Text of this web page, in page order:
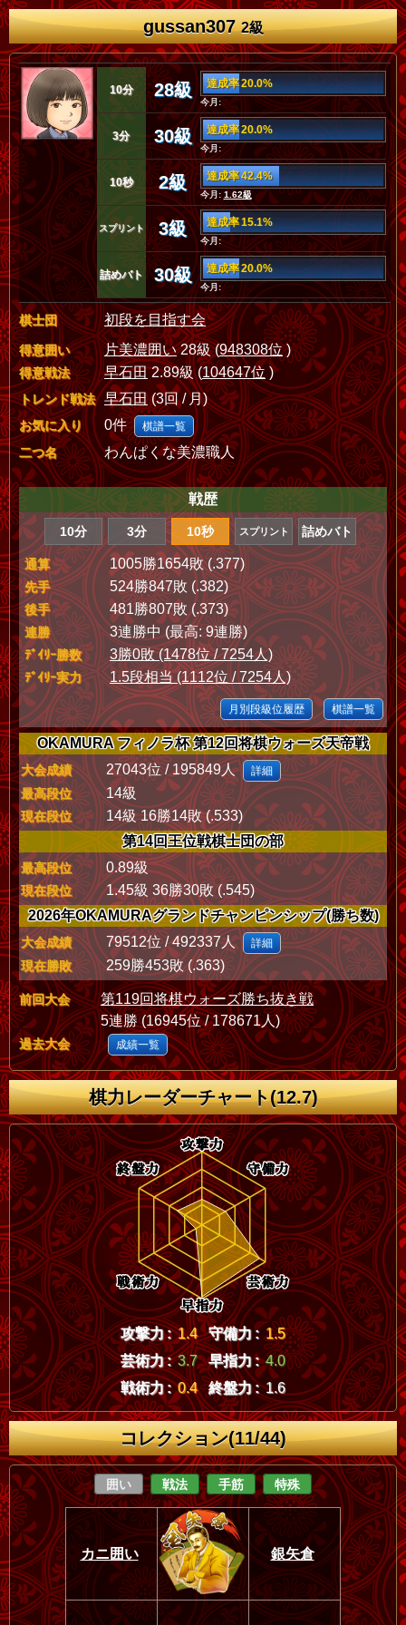
gussan3072級
10分 28級 達成率 20.0%
今月:
3分 30級 達成率 20.0%
今月:
10秒 2級 達成率 42.4%
今月: 1.62級
スプリント 3級 達成率 15.1%
今月:
詰めバト 30級 達成率 20.0%
今月:
棋士団 初段を目指す会
得意囲い 片美濃囲い28級 (948308位)
得意戦法 早石田2.89級 (104647位 )
トレンド戦法 早石田(3回 / 月)
お気に入り 0件 棋譜一覧
二つ名 わんぱくな美濃職人
戦歴
10分 3分 10秒 スプリント 詰めバト
通算 1005勝1654敗 (.377)
先手 524勝847敗 (.382)
後手 481勝807敗 (.373)
連勝 3連勝中 (最高: 9連勝)
ﾃﾞｲﾘｰ勝数 3勝0敗 (1478位 / 7254人)
ﾃﾞｲﾘｰ実力 1.5段相当 (1112位 / 7254人)
月別段級位履歴 棋譜一覧
OKAMURA フィノラ杯 第12回将棋ウォーズ天帝戦
大会成績 27043位 / 195849人 詳細
最高段位 14級
現在段位
14級 16勝14敗 (.533)
第14回王位戦棋士団の部
最高段位 0.89級
現在段位
1.45級 36勝30敗 (.545)
2026年OKAMURAグランドチャンピンシップ(勝ち数)
大会成績 79512位 / 492337人 詳細
現在勝敗 259勝453敗 (.363)
前回大会
第119回将棋ウォーズ勝ち抜き戦
5連勝 (16945位 / 178671人)
過去大会 成績一覧
棋力レーダーチャート(12.7)
攻撃力 : 1.4 守備力 : 1.5
芸術力 : 3.7 早指力 : 4.0
戦術力 : 0.4 終盤力 : 1.6
コレクション(11/44)
囲い 戦法 手筋 特殊
カニ囲い 銀矢倉